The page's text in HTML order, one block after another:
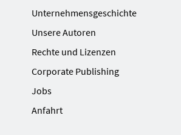
Unternehmensgeschichte
Unsere Autoren
Rechte und Lizenzen
Corporate Publishing
Jobs
Anfahrt